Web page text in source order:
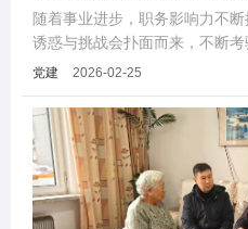
随着事业进步，职务影响力不
诱惑与挑战会扑面而来，不断考
党建 2026-02-25